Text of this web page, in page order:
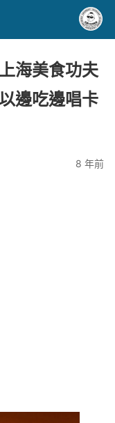
海美食功夫
邊吃邊唱卡
8 年前